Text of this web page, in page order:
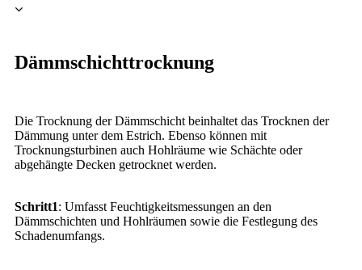
Dämmschichttrocknung
Die Trocknung der Dämmschicht beinhaltet das Trocknen der
Dämmung unter dem Estrich. Ebenso können mit
Trocknungsturbinen auch Hohlräume wie Schächte oder
abgehängte Decken getrocknet werden.
Schritt1: Umfasst Feuchtigkeitsmessungen an den
Dämmschichten und Hohlräumen sowie die Festlegung des
Schadenumfangs.